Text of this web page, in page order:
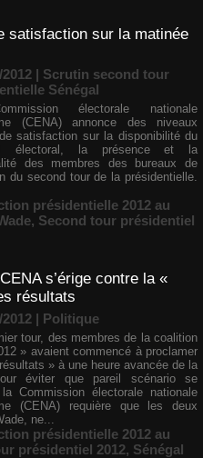
satisfaction sur la matinée
2012 | Scrutin second tour
Sénégal
électorale nationale
(CENA) annonce des niveaux
satisfaction sur la disponibilité du
électoral, la présence et la
des membres des bureaux de
du second tour de la présidentielle.
présidentielle 2012 au
, Second tour présidentiel
s’érige contre la «
résultats
2012 | Politique
tour, des membres de la coalition
» avaient commencé à proclamer
» à une heure avancée de la
éviter que pareil scénario se
Commission électorale nationale
(CENA) requière que les deux
ne...
présidentielle 2012 au
présidentiel 2012, Sénégal